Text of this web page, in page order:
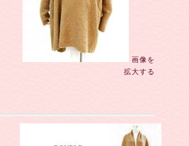
画像を
拡大する